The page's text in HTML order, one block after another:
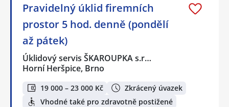
Pravidelný úklid firemních
prostor 5 hod. denně (pondělí
až pátek)
Úklidový servis ŠKAROUPKA s.r…
Horní Heršpice, Brno
19 000 – 23 000 Kč
Zkrácený úvazek
Vhodné také pro zdravotně postižené